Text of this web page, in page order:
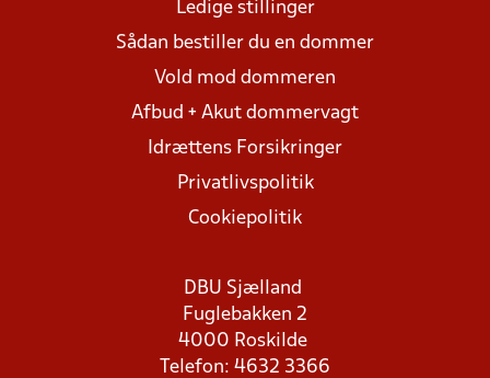
Ledige stillinger
Sådan bestiller du en dommer
Vold mod dommeren
Afbud + Akut dommervagt
Idrættens Forsikringer
Privatlivspolitik
Cookiepolitik
DBU Sjælland
Fuglebakken 2
4000 Roskilde
Telefon: 4632 3366